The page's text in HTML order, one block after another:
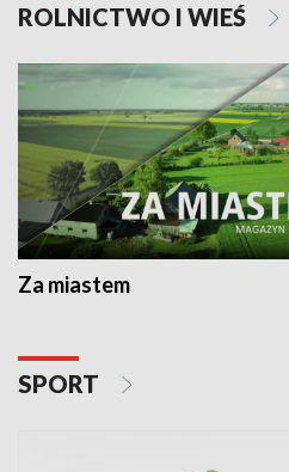
ROLNICTWO I WIEŚ
Za miastem
SPORT